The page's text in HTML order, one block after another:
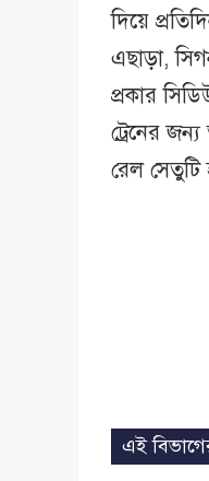
দিয়ে
এছাড়া,
প্রকার
ট্রেনের
রেল সেতুটি
এই